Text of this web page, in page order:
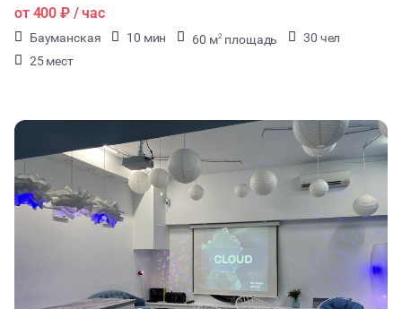
от 400 ₽/ час
Бауманская 10 мин 60 м2 площадь
30 чел
25 мест